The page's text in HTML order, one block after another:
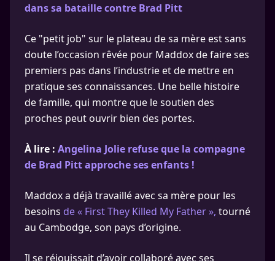
dans sa bataille contre Brad Pitt
Ce "petit job" sur le plateau de sa mère est sans
doute l’occasion rêvée pour Maddox de faire ses
premiers pas dans l’industrie et de mettre en
pratique ses connaissances. Une belle histoire
de famille, qui montre que le soutien des
proches peut ouvrir bien des portes.
À lire : Angelina Jolie refuse que la compagne
de Brad Pitt approche ses enfants !
Maddox a déjà travaillé avec sa mère pour les
besoins de « First They Killed My Father », tourné
au Cambodge, son pays d’origine.
Il se réjouissait d’avoir collaboré avec ses